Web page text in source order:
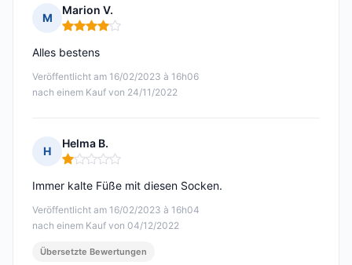
M
Marion V.
Hinweis: 4 von 5
Veröffentlicht am 16/02/2023 à 16h06
nach einem Kauf von 24/11/2022
Alles bestens
H
Helma B.
Hinweis: 1 von 5
Veröffentlicht am 16/02/2023 à 16h04
nach einem Kauf von 04/12/2022
Immer kalte Füße mit diesen Socken.
Übersetzte Bewertungen